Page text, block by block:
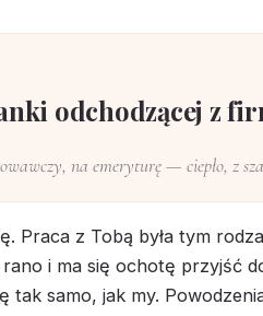
odchodzącej z
na emeryturę — ciepło, z
Praca z Tobą była tym
i ma się ochotę przyjść
tak samo, jak my.